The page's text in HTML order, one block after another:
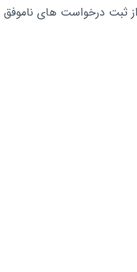
ثبت درخواست های ناموفق